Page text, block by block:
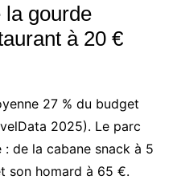
la gourde
à 20 €
27 % du budget
2025). Le parc
de la cabane snack à 5
son homard à 65 €.